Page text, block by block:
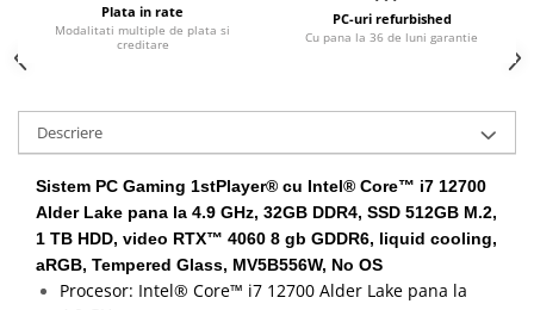
Plata in rate
Modalitati multiple de plata si
creditare
PC-uri refurbished
Cu pana la 36 de luni garantie
Descriere
Sistem PC Gaming 1stPlayer® cu Intel® Core™ i7 12700
Alder Lake pana la 4.9 GHz, 32GB DDR4, SSD 512GB M.2,
1 TB HDD, video RTX™ 4060 8 gb GDDR6, liquid cooling,
aRGB, Tempered Glass, MV5B556W, No OS
Procesor: Intel® Core™ i7 12700 Alder Lake pana la